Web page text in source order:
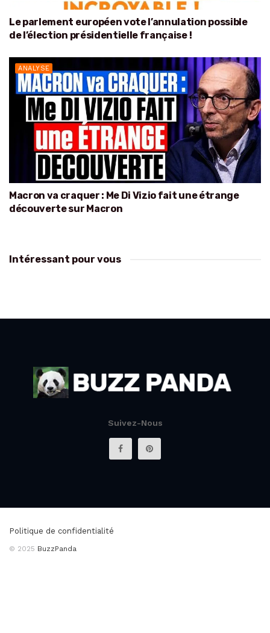
Le parlement européen vote l’annulation possible
de l’élection présidentielle française !
ANALYSE
Macron va craquer : Me Di Vizio fait une étrange
découverte sur Macron
Intéressant pour vous
Suivez-Nous
Politique de confidentialité
© 2025 BuzzPanda